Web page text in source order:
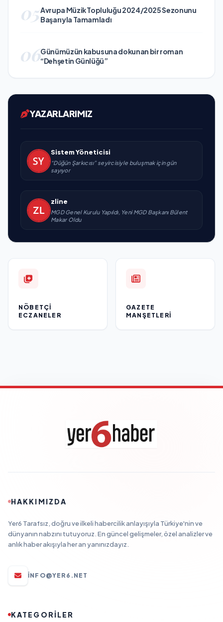
05Avrupa Müzik Topluluğu 2024/2025 Sezonunu
Başarıyla Tamamladı
06Günümüzün kabusuna dokunan bir roman
“Dehşetin Günlüğü”
YAZARLARIMIZ
Sistem Yöneticisi
“Düğün Şarkıcısı” seyircisiyle buluşmak için gün
sayıyor
zline
MGD Genel Kurulu Yapıldı, Yeni MGD Başkanı Bülent
Makar Oldu
NÖBETÇI
ECZANELER
GAZETE
MANŞETLERI
HAKKIMIZDA
Yer6 Tarafsız, doğru ve ilkeli habercilik anlayışıyla Türkiye'nin ve
dünyanın nabzını tutuyoruz. En güncel gelişmeler, özel analizler ve
anlık haber akışıyla her an yanınızdayız.
INFO@YER6.NET
KATEGORİLER